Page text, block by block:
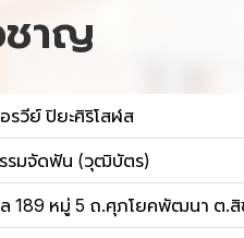
ชาญ
วีย์ ปิยะศิริโสฬส
รมจัดฟัน (วุฒิบัตร)
189 หมู่ 5 ถ.ศุภโยคพัฒนา ต.สิ